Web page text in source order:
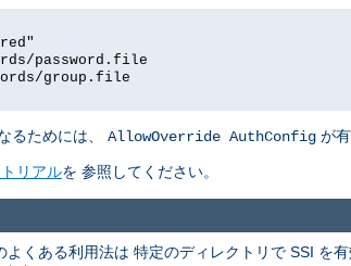
password.file
group.file
るためには、 AllowOverride AuthConfig が
リアルを 参照してください。
よくある利用法は 特定のディレクトリで SSI を